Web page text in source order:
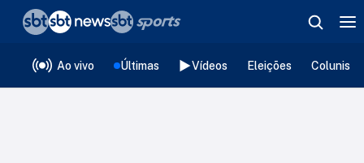
Ao vivo Últimas Vídeos Eleições
❮voltar
Editorias